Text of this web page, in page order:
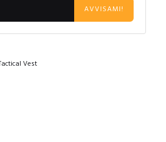
AVVISAMI!
Vest